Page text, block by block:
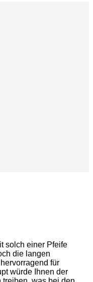
solch einer Pfeife
die langen
für
würde Ihnen der